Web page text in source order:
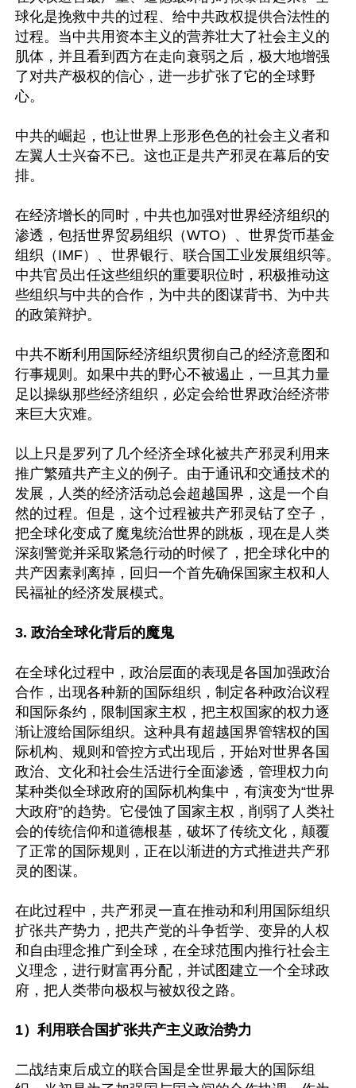
球化是挽救中共的过程、给中共政权提供合法性的
过程。当中共用资本主义的营养壮大了社会主义的
肌体，并且看到西方在走向衰弱之后，极大地增强
了对共产极权的信心，进一步扩张了它的全球野
心。
中共的崛起，也让世界上形形色色的社会主义者和
左翼人士兴奋不已。这也正是共产邪灵在幕后的安
排。
在经济增长的同时，中共也加强对世界经济组织的
渗透，包括世界贸易组织（WTO）、世界货币基金
组织（IMF）、世界银行、联合国工业发展组织等。
中共官员出任这些组织的重要职位时，积极推动这
些组织与中共的合作，为中共的图谋背书、为中共
的政策辩护。
中共不断利用国际经济组织贯彻自己的经济意图和
行事规则。如果中共的野心不被遏止，一旦其力量
足以操纵那些经济组织，必定会给世界政治经济带
来巨大灾难。
以上只是罗列了几个经济全球化被共产邪灵利用来
推广繁殖共产主义的例子。由于通讯和交通技术的
发展，人类的经济活动总会超越国界，这是一个自
然的过程。但是，这个过程被共产邪灵钻了空子，
把全球化变成了魔鬼统治世界的跳板，现在是人类
深刻警觉并采取紧急行动的时候了，把全球化中的
共产因素剥离掉，回归一个首先确保国家主权和人
3. 政治全球化背后的魔鬼
在全球化过程中，政治层面的表现是各国加强政治
合作，出现各种新的国际组织，制定各种政治议程
和国际条约，限制国家主权，把主权国家的权力逐
渐让渡给国际组织。这种具有超越国界管辖权的国
际机构、规则和管控方式出现后，开始对世界各国
政治、文化和社会生活进行全面渗透，管理权力向
某种类似全球政府的国际机构集中，有演变为“世界
大政府”的趋势。它侵蚀了国家主权，削弱了人类社
会的传统信仰和道德根基，破坏了传统文化，颠覆
了正常的国际规则，正在以渐进的方式推进共产邪
灵的图谋。
在此过程中，共产邪灵一直在推动和利用国际组织
扩张共产势力，把共产党的斗争哲学、变异的人权
和自由理念推广到全球，在全球范围内推行社会主
义理念，进行财富再分配，并试图建立一个全球政
1）利用联合国扩张共产主义政治势力
二战结束后成立的联合国是全世界最大的国际组